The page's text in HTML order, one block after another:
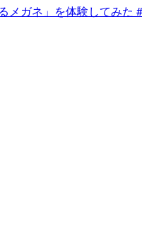
メガネ」を体験してみた